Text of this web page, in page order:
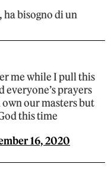
ha bisogno di un
me while I pull this
everyone’s prayers
our masters but
this time
16, 2020